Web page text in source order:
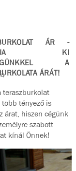
ÁR -
KI
A
ÁRÁT!
teraszburkolat
tényező is
árat, hiszen cégünk
szabott
kínál Önnek!